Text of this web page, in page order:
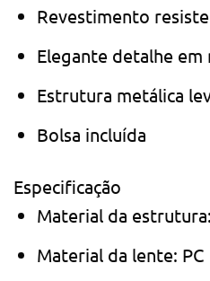
Revestimento
Elegante detalhe em
Estrutura metálica
Bolsa incluída
Especificação
Material da
Material da lente: PC